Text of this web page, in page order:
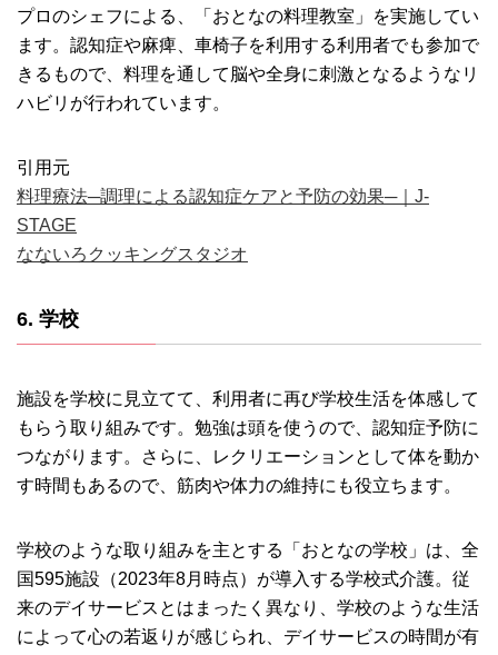
プロのシェフによる、「おとなの料理教室」を実施してい
ます。認知症や麻痺、車椅子を利用する利用者でも参加で
きるもので、料理を通して脳や全身に刺激となるようなリ
ハビリが行われています。
引用元
料理療法─調理による認知症ケアと予防の効果─｜J-
STAGE
なないろクッキングスタジオ
6. 学校
施設を学校に見立てて、利用者に再び学校生活を体感して
もらう取り組みです。勉強は頭を使うので、認知症予防に
つながります。さらに、レクリエーションとして体を動か
す時間もあるので、筋肉や体力の維持にも役立ちます。
学校のような取り組みを主とする「おとなの学校」は、全
国595施設（2023年8月時点）が導入する学校式介護。従
来のデイサービスとはまったく異なり、学校のような生活
によって心の若返りが感じられ、デイサービスの時間が有